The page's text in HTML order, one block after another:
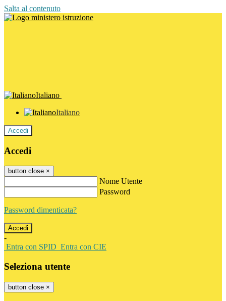
Salta al contenuto
Italiano
Italiano
Accedi
Accedi
button close ×
Nome Utente
Password
Password dimenticata?
-
Entra con SPID Entra con CIE
Seleziona utente
button close ×